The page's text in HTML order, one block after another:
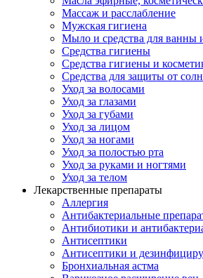
Массаж и расслабление
Мужская гигиена
Мыло и средства для ванны
Средства гигиены
Средства гигиены и
Средства для защиты от
Уход за волосами
Уход за глазами
Уход за губами
Уход за лицом
Уход за ногами
Уход за полостью рта
Уход за руками и ногтями
Уход за телом
Лекарственные препараты
Аллергия
Антибактериальные
Антибиотики и
Антисептики
Антисептики и
Бронхиальная астма